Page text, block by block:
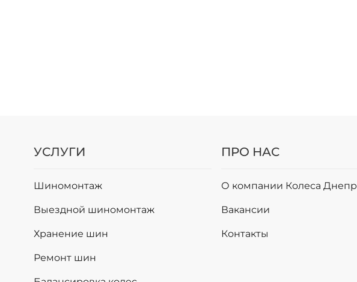
УСЛУГИ
Шиномонтаж
Выездной шиномонтаж
Хранение шин
Ремонт шин
ПРО НАС
О компании Колеса Днепр
Вакансии
Контакты